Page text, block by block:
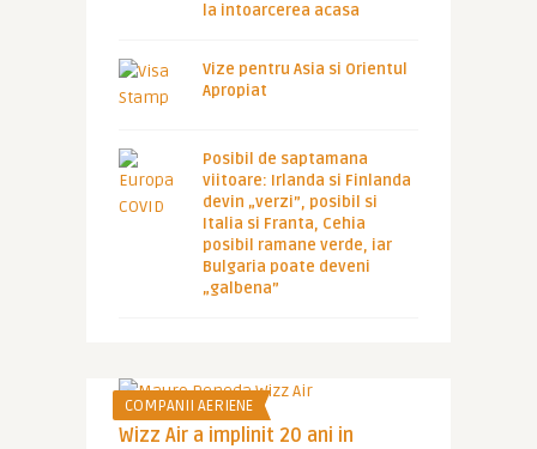
la intoarcerea acasa
Vize pentru Asia si Orientul
Apropiat
Posibil de saptamana
viitoare: Irlanda si Finlanda
devin „verzi”, posibil si
Italia si Franta, Cehia
posibil ramane verde, iar
Bulgaria poate deveni
„galbena”
COMPANII AERIENE
Wizz Air a implinit 20 ani in